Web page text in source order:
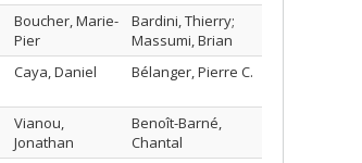
Boucher, Marie-
Pier
Bardini, Thierry;
Massumi, Brian
Caya, Daniel Bélanger, Pierre C.
Vianou,
Jonathan
Benoît-Barné,
Chantal